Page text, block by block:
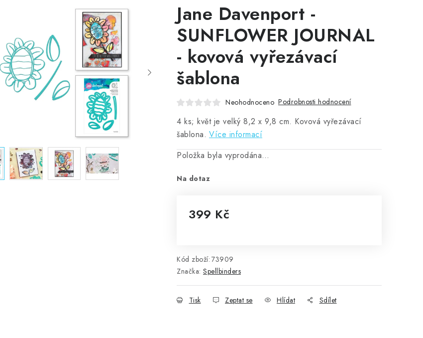
Jane Davenport -
SUNFLOWER JOURNAL
- kovová vyřezávací
šablona
Neohodnoceno Podrobnosti hodnocení
4 ks; květ je velký 8,2 x 9,8 cm. Kovová vyřezávací
šablona. Více informací
Položka byla vyprodána…
Na dotaz
399 Kč
Kód zboží: 73909
Značka: Spellbinders
Tisk Zeptat se Hlídat Sdílet